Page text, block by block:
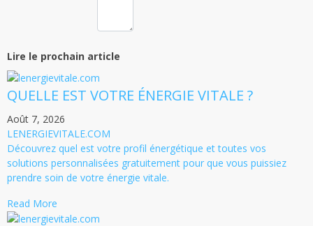
Lire le prochain article
QUELLE EST VOTRE ÉNERGIE VITALE ?
Août 7, 2026
LENERGIEVITALE.COM
Découvrez quel est votre profil énergétique et toutes vos
solutions personnalisées gratuitement pour que vous puissiez
prendre soin de votre énergie vitale.
Read More